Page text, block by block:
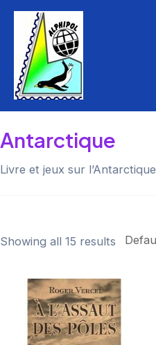
Aller
contenu
Antarctique
Livre et jeux sur l’Antarctique
Showing all 15 results